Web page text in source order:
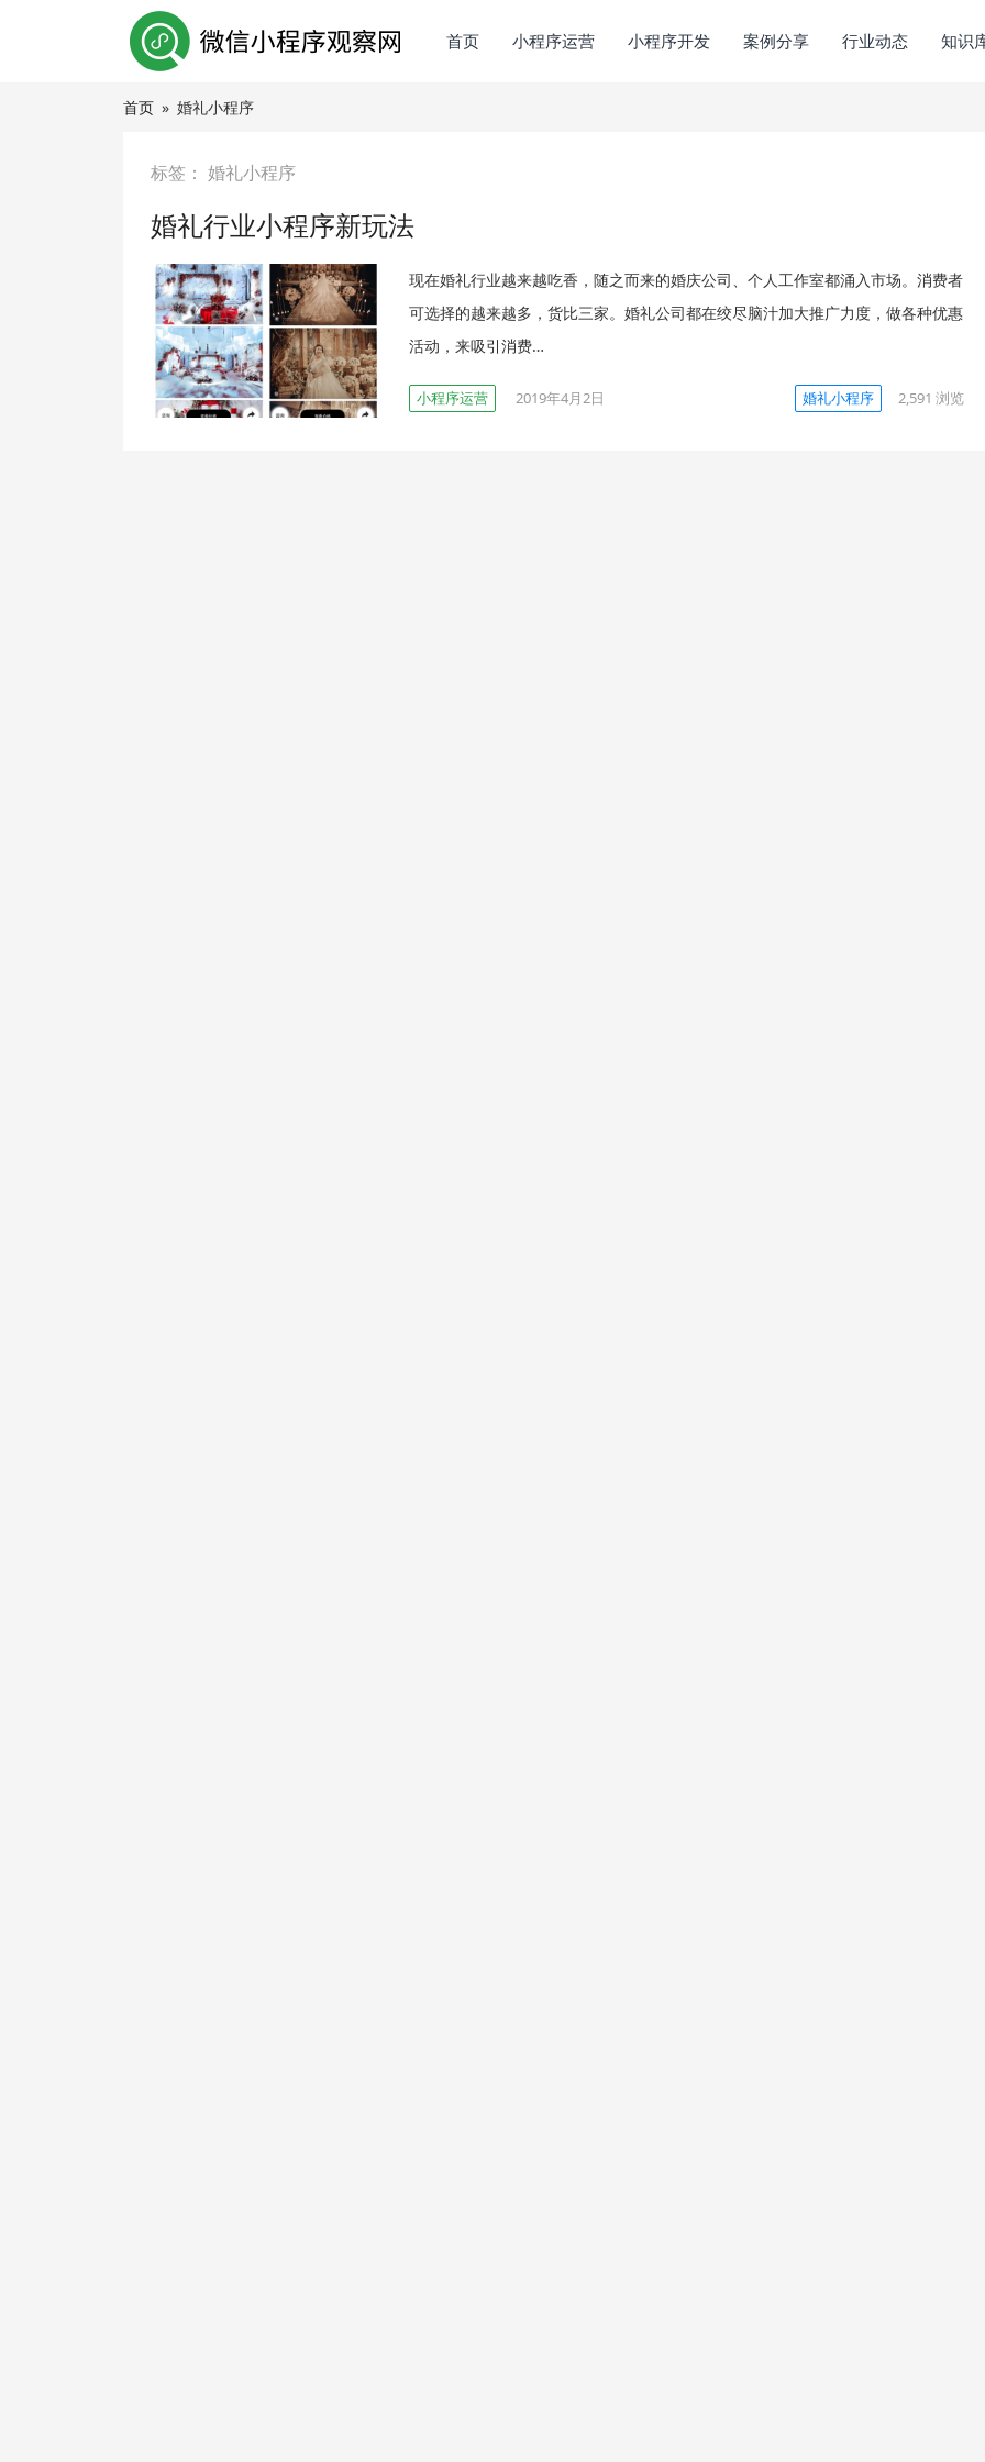
首页 小程序运营 小程序开发 案例分享 行业动态 知识
首页 » 婚礼小程序
标签： 婚礼小程序
婚礼行业小程序新玩法
现在婚礼行业越来越吃香，随之而来的婚庆公司、个人工作室都涌入市场。消费者
可选择的越来越多，货比三家。婚礼公司都在绞尽脑汁加大推广力度，做各种优惠
活动，来吸引消费…
小程序运营 2019年4月2日 婚礼小程序 2,591 浏览